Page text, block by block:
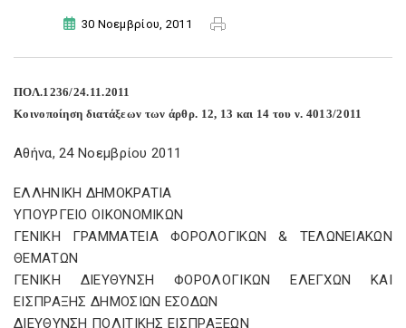
30 Νοεμβρίου, 2011
ΠΟΛ.1236/24.11.2011
Κοινοποίηση διατάξεων των άρθρ. 12, 13 και 14 του ν. 4013/2011
Αθήνα, 24 Νοεμβρίου 2011
ΕΛΛΗΝΙΚΗ ΔΗΜΟΚΡΑΤΙΑ
ΥΠΟΥΡΓΕΙΟ ΟΙΚΟΝΟΜΙΚΩΝ
ΓΕΝΙΚΗ ΓΡΑΜΜΑΤΕΙΑ ΦΟΡΟΛΟΓΙΚΩΝ & ΤΕΛΩΝΕΙΑΚΩΝ
ΘΕΜΑΤΩΝ
ΓΕΝΙΚΗ ΔΙΕΥΘΥΝΣΗ ΦΟΡΟΛΟΓΙΚΩΝ ΕΛΕΓΧΩΝ ΚΑΙ
ΕΙΣΠΡΑΞΗΣ ΔΗΜΟΣΙΩΝ ΕΣΟΔΩΝ
ΔΙΕΥΘΥΝΣΗ ΠΟΛΙΤΙΚΗΣ ΕΙΣΠΡΑΞΕΩΝ